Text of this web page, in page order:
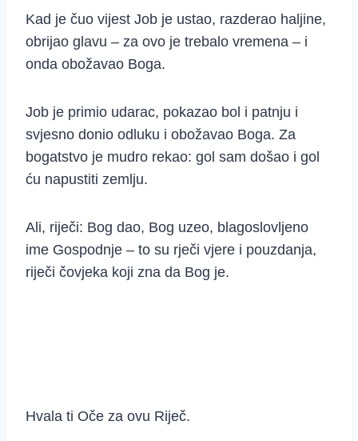
Kad je čuo vijest Job je ustao, razderao haljine,
obrijao glavu – za ovo je trebalo vremena – i
onda obožavao Boga.
Job je primio udarac, pokazao bol i patnju i
svjesno donio odluku i obožavao Boga. Za
bogatstvo je mudro rekao: gol sam došao i gol
ću napustiti zemlju.
Ali, riječi: Bog dao, Bog uzeo, blagoslovljeno
ime Gospodnje – to su rječi vjere i pouzdanja,
riječi čovjeka koji zna da Bog je.
Hvala ti Oče za ovu Riječ.